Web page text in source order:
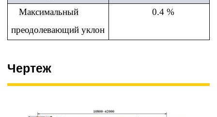
Максимальный
преодолевающий уклон
0.4 %
Чертеж